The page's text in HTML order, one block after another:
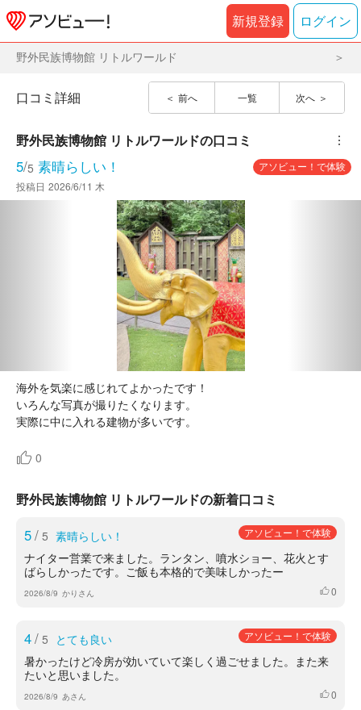
新規登録 ログイン
野外民族博物館 リトルワールド
前へ 一覧 次へ
口コミ詳細
野外民族博物館 リトルワールドの口コミ ︙
5/5 素晴らしい！
アソビュー！で体験
投稿日 2026/6/11 木
海外を気楽に感じれてよかったです！
いろんな写真が撮りたくなります。
実際に中に入れる建物が多いです。
0
野外民族博物館 リトルワールドの新着口コミ
5/ 5 素晴らしい！ アソビュー！で体験
ナイター営業で来ました。ランタン、噴水ショー、花火とす
ばらしかったです。ご飯も本格的で美味しかったー
2026/8/9 かりさん いいね
0
4/ 5 とても良い アソビュー！で体験
暑かったけど冷房が効いていて楽しく過ごせました。また来
たいと思いました。
2026/8/9 あさん いいね
0